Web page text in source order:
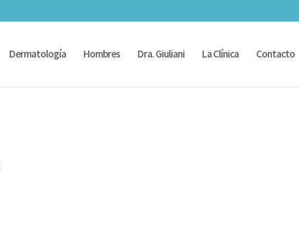
Dermatología Hombres Dra. Giuliani La Clínica Contacto